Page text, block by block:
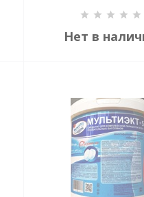
Нет в